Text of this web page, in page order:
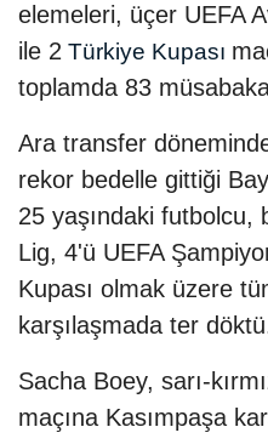
elemeleri, üçer UEFA
ile 2 Türkiye Kupası
toplamda 83
Ara transfer
rekor bedelle gittiği
25 yaşındaki futbolcu,
Lig, 4'ü UEFA
Kupası olmak üzere
karşılaşmada ter
Sacha Boey, sarı-
maçına Kasımpaşa